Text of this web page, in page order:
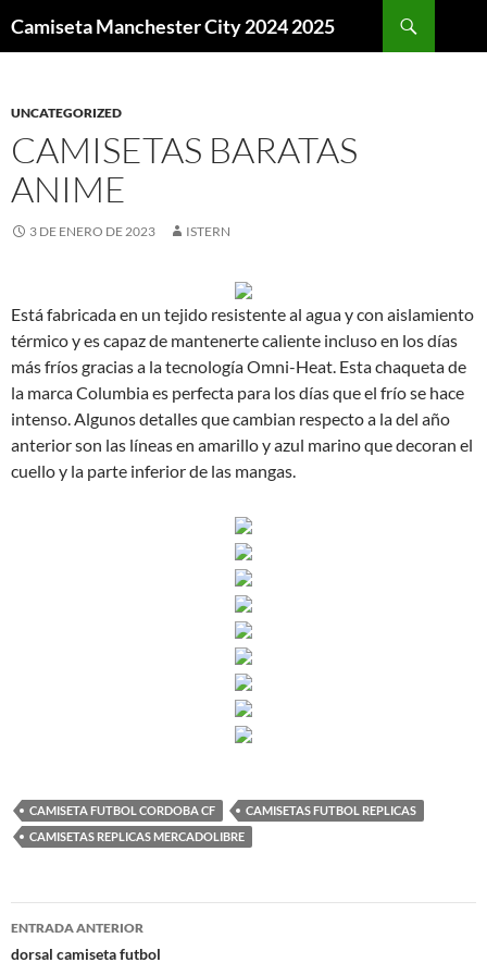
Camiseta Manchester City 2024 2025
UNCATEGORIZED
CAMISETAS BARATAS
ANIME
3 DE ENERO DE 2023 ISTERN
Está fabricada en un tejido resistente al agua y con aislamiento
térmico y es capaz de mantenerte caliente incluso en los días
más fríos gracias a la tecnología Omni-Heat. Esta chaqueta de
la marca Columbia es perfecta para los días que el frío se hace
intenso. Algunos detalles que cambian respecto a la del año
anterior son las líneas en amarillo y azul marino que decoran el
cuello y la parte inferior de las mangas.
CAMISETA FUTBOL CORDOBA CF
CAMISETAS FUTBOL REPLICAS
CAMISETAS REPLICAS MERCADOLIBRE
Navegación
de
ENTRADA ANTERIOR
dorsal camiseta futbol